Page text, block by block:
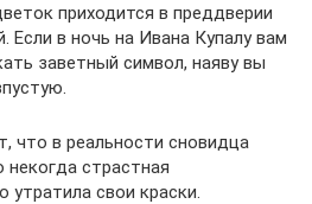
приходится в преддверии
Если в ночь на Ивана Купалу вам
заветный символ, наяву вы
что в реальности сновидца
страстная
утратила свои краски.